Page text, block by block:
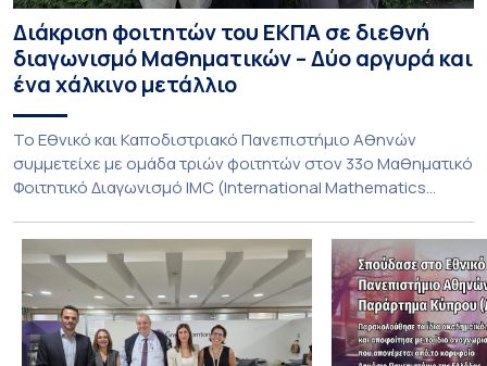
Διάκριση φοιτητών του ΕΚΠΑ σε διεθνή
διαγωνισμό Μαθηματικών – Δύο αργυρά και
ένα χάλκινο μετάλλιο
To Εθνικό και Καποδιστριακό Πανεπιστήμιο Αθηνών
συμμετείχε με ομάδα τριών φοιτητών στον 33ο Μαθηματικό
Φοιτητικό Διαγωνισμό IMC (International Mathematics
Ιουλίου στο Blagoevgrad της Βουλγαρίας. Σε αυτόν
συμμετείχαν 447 φοιτητές εκπροσωπώντας 135
πανεπιστήμια από 46 χώρες. Από την Ελλάδα, συμμετείχαν
επίσης το Εθνικό Μετσόβιο Πολυτεχνείο, το Αριστοτέλειο
Πανεπιστήμιο […]